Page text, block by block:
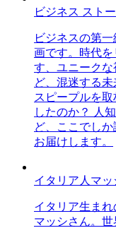
ビジネス スト
ビジネスの第
画です。時代
す、ユニーク
ど、混迷する
スピープルを
したのか？ 人
ど、ここでし
お届けします。
イタリア人マッ
イタリア生まれ
マッシさん。